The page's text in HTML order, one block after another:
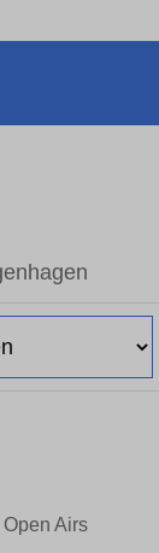
Airs